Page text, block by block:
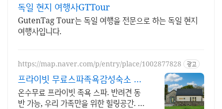
독일 현지 여행사GTTour
GutenTag Tour는 독일 여행을 전문으로 하는 독일 현지
여행사입니다.
https://map.naver.com/p/entry/place/1002877828 광고
프라이빗 무료스파족욕감성숙소 제
주 돌담감성, 반려견 환영
온수무료 프라이빗 족욕 스파. 반려견 동
반 가능, 우리 가족만을 위한 힐링공간. 제